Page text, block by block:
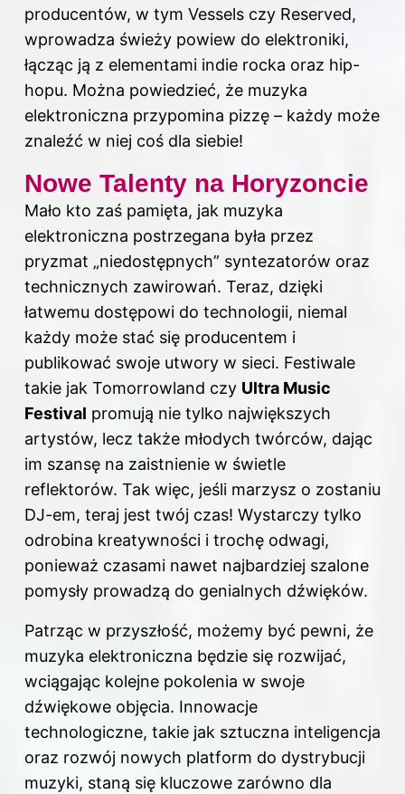
producentów, w tym Vessels czy Reserved,
wprowadza świeży powiew do elektroniki,
łącząc ją z elementami indie rocka oraz hip-
hopu. Można powiedzieć, że muzyka
elektroniczna przypomina pizzę – każdy może
znaleźć w niej coś dla siebie!
Nowe Talenty na Horyzoncie
Mało kto zaś pamięta, jak muzyka
elektroniczna postrzegana była przez
pryzmat „niedostępnych” syntezatorów oraz
technicznych zawirowań. Teraz, dzięki
łatwemu dostępowi do technologii, niemal
każdy może stać się producentem i
publikować swoje utwory w sieci. Festiwale
takie jak Tomorrowland czy Ultra Music
Festival promują nie tylko największych
artystów, lecz także młodych twórców, dając
im szansę na zaistnienie w świetle
reflektorów. Tak więc, jeśli marzysz o zostaniu
DJ-em, teraj jest twój czas! Wystarczy tylko
odrobina kreatywności i trochę odwagi,
ponieważ czasami nawet najbardziej szalone
pomysły prowadzą do genialnych dźwięków.
Patrząc w przyszłość, możemy być pewni, że
muzyka elektroniczna będzie się rozwijać,
wciągając kolejne pokolenia w swoje
dźwiękowe objęcia. Innowacje
technologiczne, takie jak sztuczna inteligencja
oraz rozwój nowych platform do dystrybucji
muzyki, staną się kluczowe zarówno dla